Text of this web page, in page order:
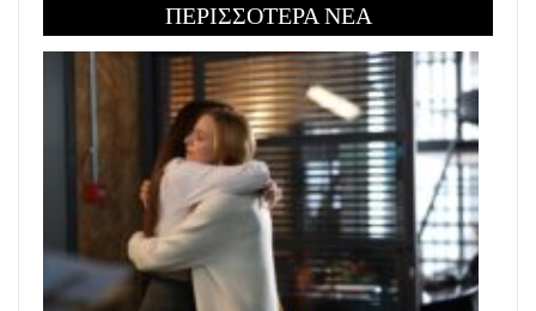
ΠΕΡΙΣΣΟΤΕΡΑ ΝΕΑ